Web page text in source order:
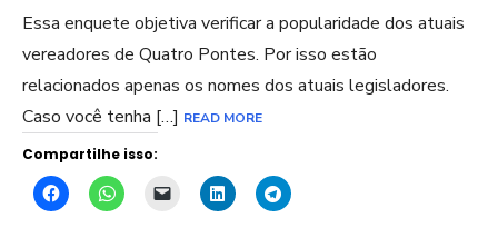
Essa enquete objetiva verificar a popularidade dos atuais
vereadores de Quatro Pontes. Por isso estão
relacionados apenas os nomes dos atuais legisladores.
Caso você tenha […] READ MORE
Compartilhe isso: